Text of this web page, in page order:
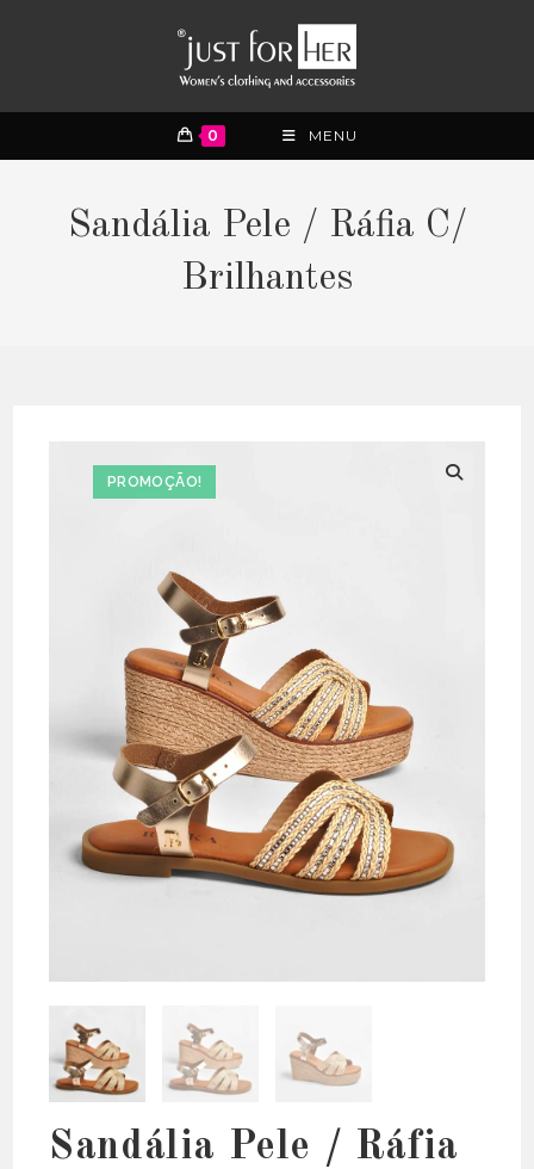
0 MENU
Sandália Pele / Ráfia C/
Brilhantes
PROMOÇÃO!
Sandália Pele / Ráfia